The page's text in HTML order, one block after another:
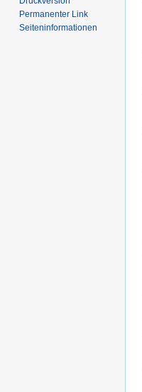
Permanenter Link
Seiten­­informationen